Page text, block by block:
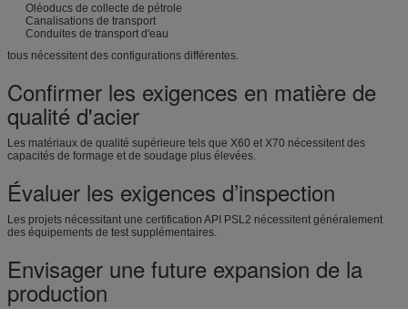
Oléoducs de collecte de pétrole
Canalisations de transport
Conduites de transport d'eau
tous nécessitent des configurations différentes.
Confirmer les exigences en matière de
qualité d'acier
Les matériaux de qualité supérieure tels que X60 et X70 nécessitent des
capacités de formage et de soudage plus élevées.
Évaluer les exigences d’inspection
Les projets nécessitant une certification API PSL2 nécessitent généralement
des équipements de test supplémentaires.
Envisager une future expansion de la
production